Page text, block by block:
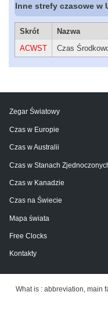
Inne strefy czasowe w
Skrót
Nazwa
ACWST
Czas
Zegar Światowy
Czas w Europie
Czas w Australii
Czas w Stanach
Czas w Kanadzie
Czas na Świecie
Mapa świata
Free Clocks
Kontakty
What is : abbreviation, main